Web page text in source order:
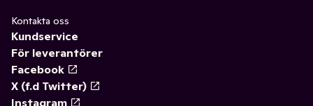
Kontakta oss
Kundservice
För leverantörer
Facebook
X (f.d Twitter)
Instagram